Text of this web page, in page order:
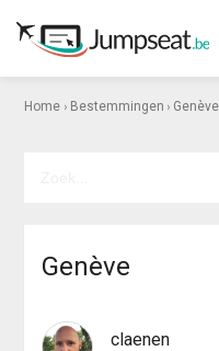
Home › Bestemmingen › Genève
Genève
claenen